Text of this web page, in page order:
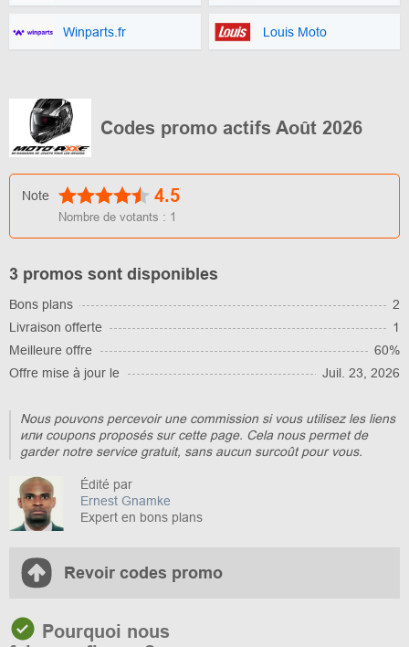
Winparts.fr Louis Moto
Codes promo actifs Août 2026
Note 4.5
Nombre de votants : 1
3 promos sont disponibles
Bons plans
2
Livraison offerte
1
Meilleure offre
60%
Offre mise à jour le
Juil. 23, 2026
Nous pouvons percevoir une commission si vous utilisez les liens
или coupons proposés sur cette page. Cela nous permet de
garder notre service gratuit, sans aucun surcoût pour vous.
Édité par
Ernest Gnamke
Expert en bons plans
Revoir codes promo
Pourquoi nous